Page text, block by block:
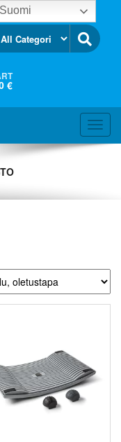
€
Suomi